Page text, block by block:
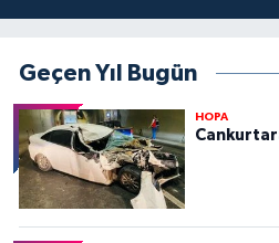
Geçen Yıl Bugün
HOPA